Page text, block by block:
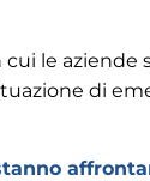
cui le aziende
di